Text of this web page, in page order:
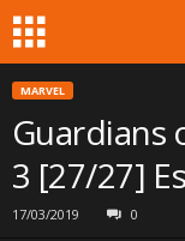
MARVEL
Guardians
3 [27/27]
17/03/2019 0